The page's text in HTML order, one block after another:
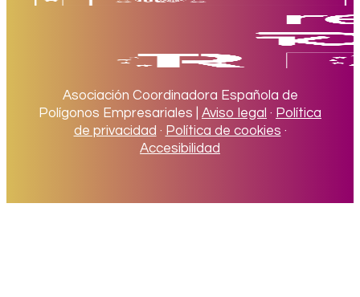
Asociación Coordinadora Española de
Polígonos Empresariales | Aviso legal · Política
de privacidad · Política de cookies ·
Accesibilidad